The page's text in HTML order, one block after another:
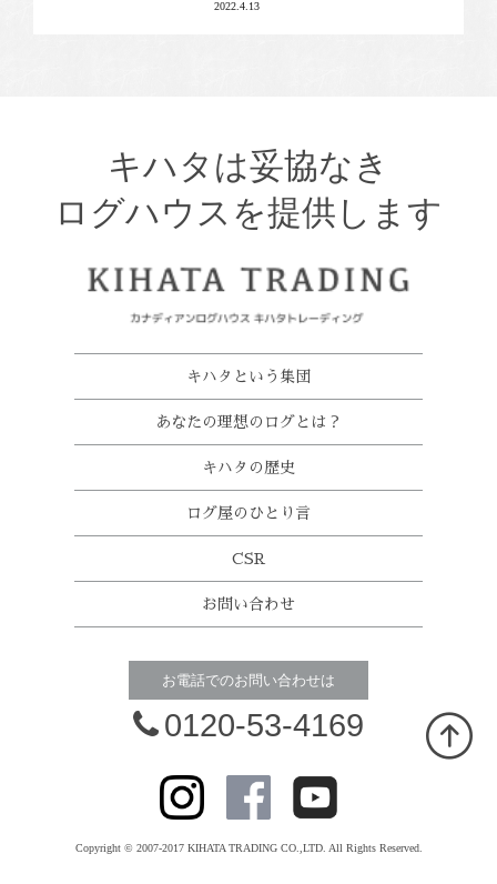
2022.4.13
キハタは妥協なき
ログハウスを提供します
キハタという集団
あなたの理想のログとは？
キハタの歴史
ログ屋のひとり言
CSR
お問い合わせ
お電話でのお問い合わせは
0120-53-4169
Copyright © 2007-2017 KIHATA TRADING CO.,LTD. All Rights Reserved.